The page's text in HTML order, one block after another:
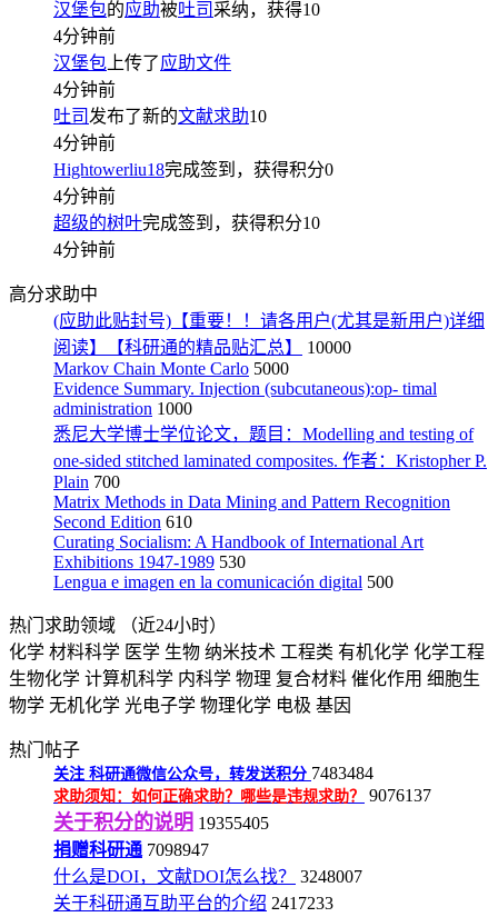
汉堡包的应助被吐司 采纳，获得10
4分钟前
汉堡包 上传了应助文件
4分钟前
吐司 发布了新的文献求助10
4分钟前
Hightowerliu18完成签到，获得积分0
4分钟前
超级的树叶完成签到，获得积分10
4分钟前
高分求助中
(应助此贴封号)【重要！！请各用户(尤其是新用户)详细
阅读】【科研通的精品贴汇总】
10000
Markov Chain Monte Carlo 5000
Evidence Summary. Injection (subcutaneous):op- timal
administration 1000
悉尼大学博士学位论文，题目：Modelling and testing of
one-sided stitched laminated composites. 作者：Kristopher P.
Plain 700
Matrix Methods in Data Mining and Pattern Recognition
Second Edition 610
Curating Socialism: A Handbook of International Art
Exhibitions 1947-1989 530
Lengua e imagen en la comunicación digital 500
热门求助领域
（近24小时）
化学 材料科学 医学 生物 纳米技术 工程类 有机化学 化学工程
生物化学 计算机科学 内科学 物理 复合材料 催化作用 细胞生
物学 无机化学 光电子学 物理化学 电极 基因
热门帖子
关注 科研通微信公众号，转发送积分 7483484
求助须知：如何正确求助？哪些是违规求助？ 9076137
关于积分的说明 19355405
捐赠科研通 7098947
什么是DOI，文献DOI怎么找？
3248007
关于科研通互助平台的介绍 2417233